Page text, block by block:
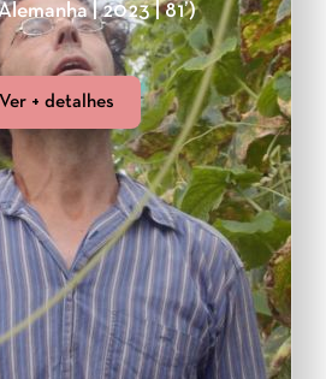
| 2023 | 81’)
Ver + detalhes